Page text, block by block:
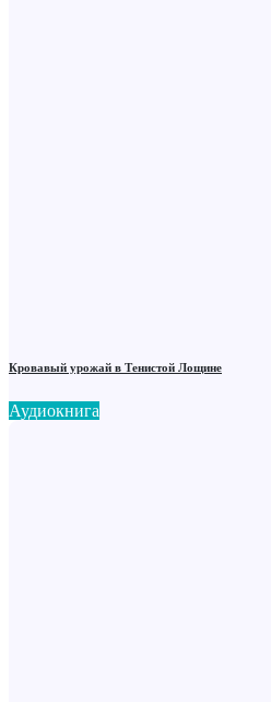
Кровавый урожай в Тенистой Лощине
Аудиокнига